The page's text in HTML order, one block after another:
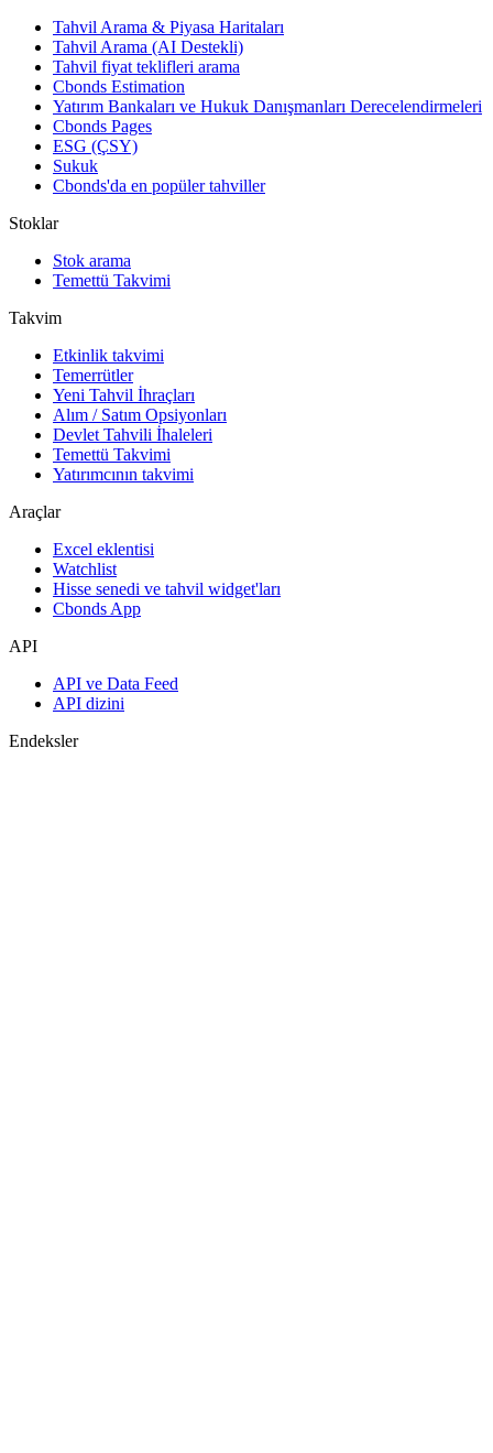
Tahvil Arama & Piyasa Haritaları
Tahvil Arama (AI Destekli)
Tahvil fiyat teklifleri arama
Cbonds Estimation
Yatırım Bankaları ve Hukuk Danışmanları Derecelendirmeleri
Cbonds Pages
ESG (ÇSY)
Sukuk
Cbonds'da en popüler tahviller
Stoklar
Stok arama
Temettü Takvimi
Takvim
Etkinlik takvimi
Temerrütler
Yeni Tahvil İhraçları
Alım / Satım Opsiyonları
Devlet Tahvili İhaleleri
Temettü Takvimi
Yatırımcının takvimi
Araçlar
Excel eklentisi
Watchlist
Hisse senedi ve tahvil widget'ları
Cbonds App
API
API ve Data Feed
API dizini
Endeksler